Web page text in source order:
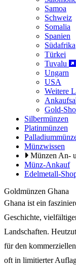
Samoa
Schweiz
Somalia
Spanien
Südafrika
Türkei
Tuvalu
Ungarn
USA
Weitere
Gold-
Silbermünzen
Platinmünzen
Münzwissen
Münzen An-
Münz-Ankauf
Edelmetall-
Goldmünzen Ghana
Ghana ist ein
Geschichte,
Landschaften.
für den
oft in limitierter